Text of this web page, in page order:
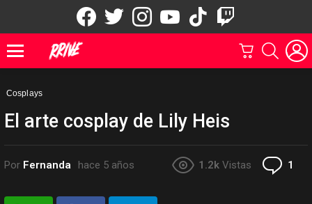
CARRITOBUSCAR
Cosplays
El arte cosplay de Lily Heis
Por Fernanda hace 5 años 1.2k Vistas 1